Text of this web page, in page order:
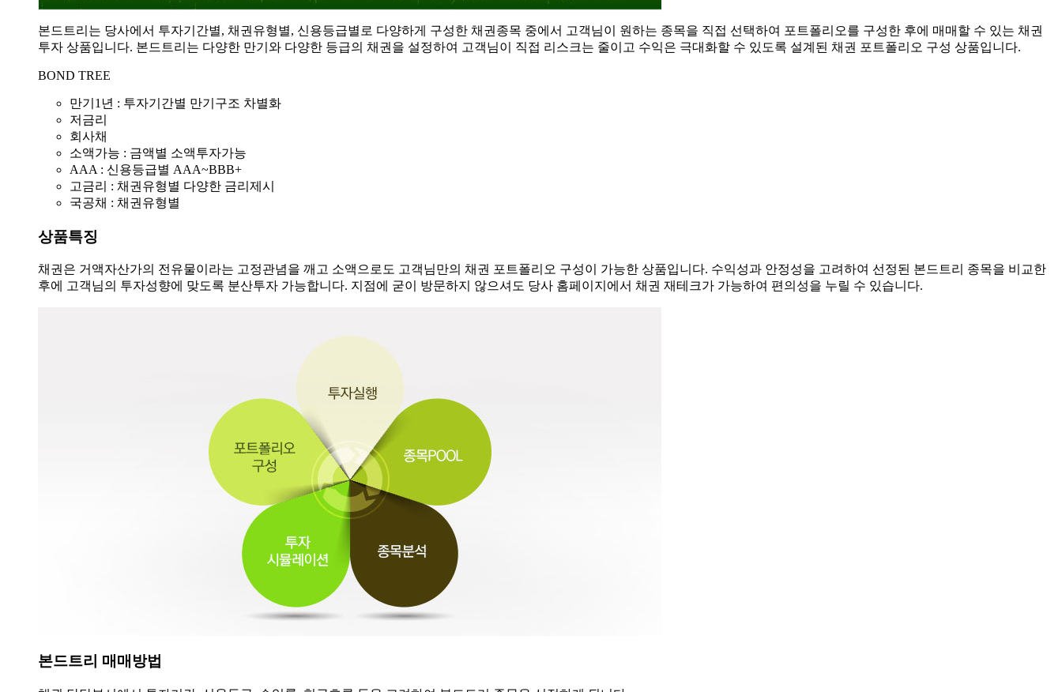
본드트리는 당사에서 투자기간별, 채권유형별, 신용등급별로 다양하게 구성한 채권종목 중에서 고객님이 원하는 종목을 직접 선택하여 포트폴리오를 구성한 후에 매매할 수 있는 채권
투자 상품입니다. 본드트리는 다양한 만기와 다양한 등급의 채권을 설정하여 고객님이 직접 리스크는 줄이고 수익은 극대화할 수 있도록 설계된 채권 포트폴리오 구성 상품입니다.
BOND TREE
만기1년 : 투자기간별 만기구조 차별화
저금리
회사채
소액가능 : 금액별 소액투자가능
AAA : 신용등급별 AAA~BBB+
고금리 : 채권유형별 다양한 금리제시
국공채 : 채권유형별
상품특징
채권은 거액자산가의 전유물이라는 고정관념을 깨고 소액으로도 고객님만의 채권 포트폴리오 구성이 가능한 상품입니다. 수익성과 안정성을 고려하여 선정된 본드트리 종목을 비교한
후에 고객님의 투자성향에 맞도록 분산투자 가능합니다. 지점에 굳이 방문하지 않으셔도 당사 홈페이지에서 채권 재테크가 가능하여 편의성을 누릴 수 있습니다.
본드트리 매매방법